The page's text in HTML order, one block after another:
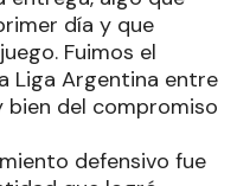
día y que
Fuimos el
Liga Argentina entre
bien del compromiso
defensivo fue